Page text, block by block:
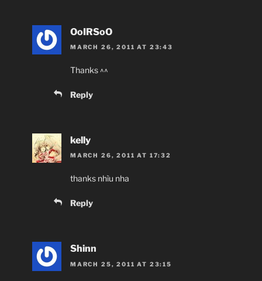
OoIRSoO
MARCH 26, 2011 AT 23:43
Thanks ^^
Reply
kelly
MARCH 26, 2011 AT 17:32
thanks nhìu nha
Reply
Shinn
MARCH 25, 2011 AT 23:15